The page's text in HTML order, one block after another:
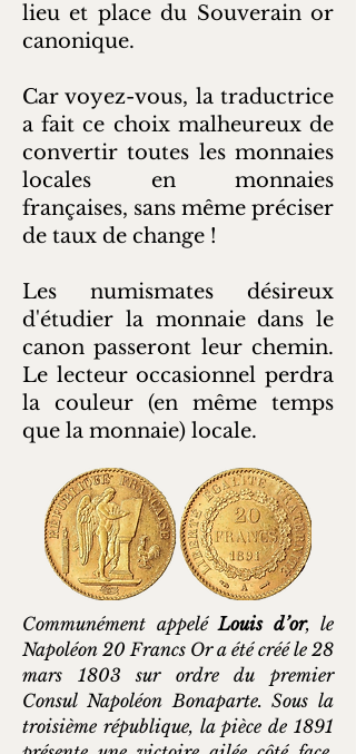
lieu et place du Souverain or
canonique.
Car voyez-vous, la traductrice
a fait ce choix malheureux de
convertir toutes les monnaies
locales en monnaies
françaises, sans même préciser
de taux de change !
Les numismates désireux
d'étudier la monnaie dans le
canon passeront leur chemin.
Le lecteur occasionnel perdra
la couleur (en même temps
que la monnaie) locale.
Communément appeléLouis d’or, le
Napoléon 20 Francs Or a été créé le 28
mars 1803 sur ordre du premier
Consul Napoléon Bonaparte. Sous la
troisième république, la pièce de 1891